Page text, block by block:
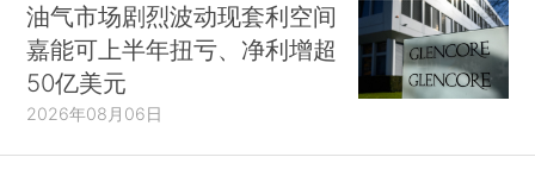
油气市场剧烈波动现套利空间
嘉能可上半年扭亏、净利增超
50亿美元
2026年08月06日